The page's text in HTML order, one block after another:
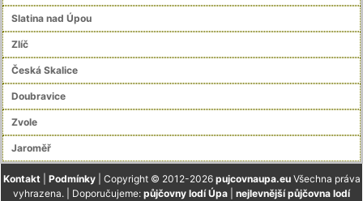
Slatina nad Úpou
Zlíč
Česká Skalice
Doubravice
Zvole
Jaroměř
Kontakt| Podmínky| Copyright © 2012-2026 pujcovnaupa.euVšechna práva
vyhrazena. | Doporučujeme: půjčovny lodí Úpa nejlevnější půjčovna lodí